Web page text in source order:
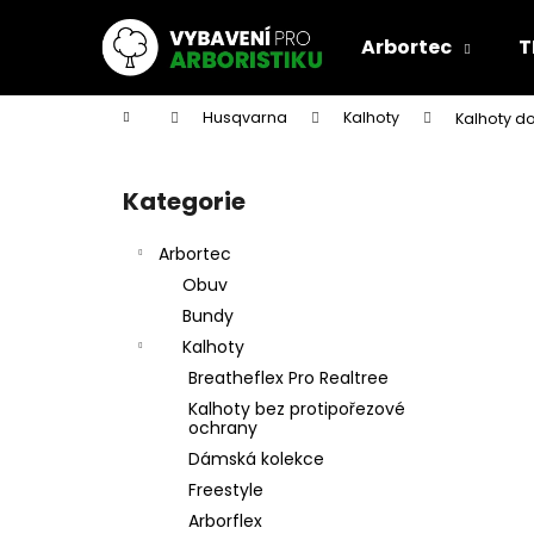
Arbortec
Domů Husqvarna Kalhoty Kalhoty
Přeskočit
kategorie
Kategorie
Arbortec
Obuv
Bundy
Kalhoty
Breatheflex Pro Realtree
Kalhoty bez protipořezové
ochrany
Dámská kolekce
Freestyle
Arborflex
í
Zpět
do
Zpět
do